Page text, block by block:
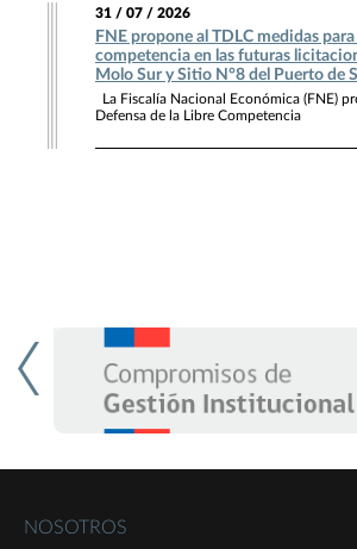
31 / 07 / 2026
FNE propone al TDLC medidas
competencia en las futuras
Molo Sur y Sitio N°8 del Puerto de
La Fiscalía Nacional Económica (FNE)
Defensa de la Libre Competencia
NOSOTROS